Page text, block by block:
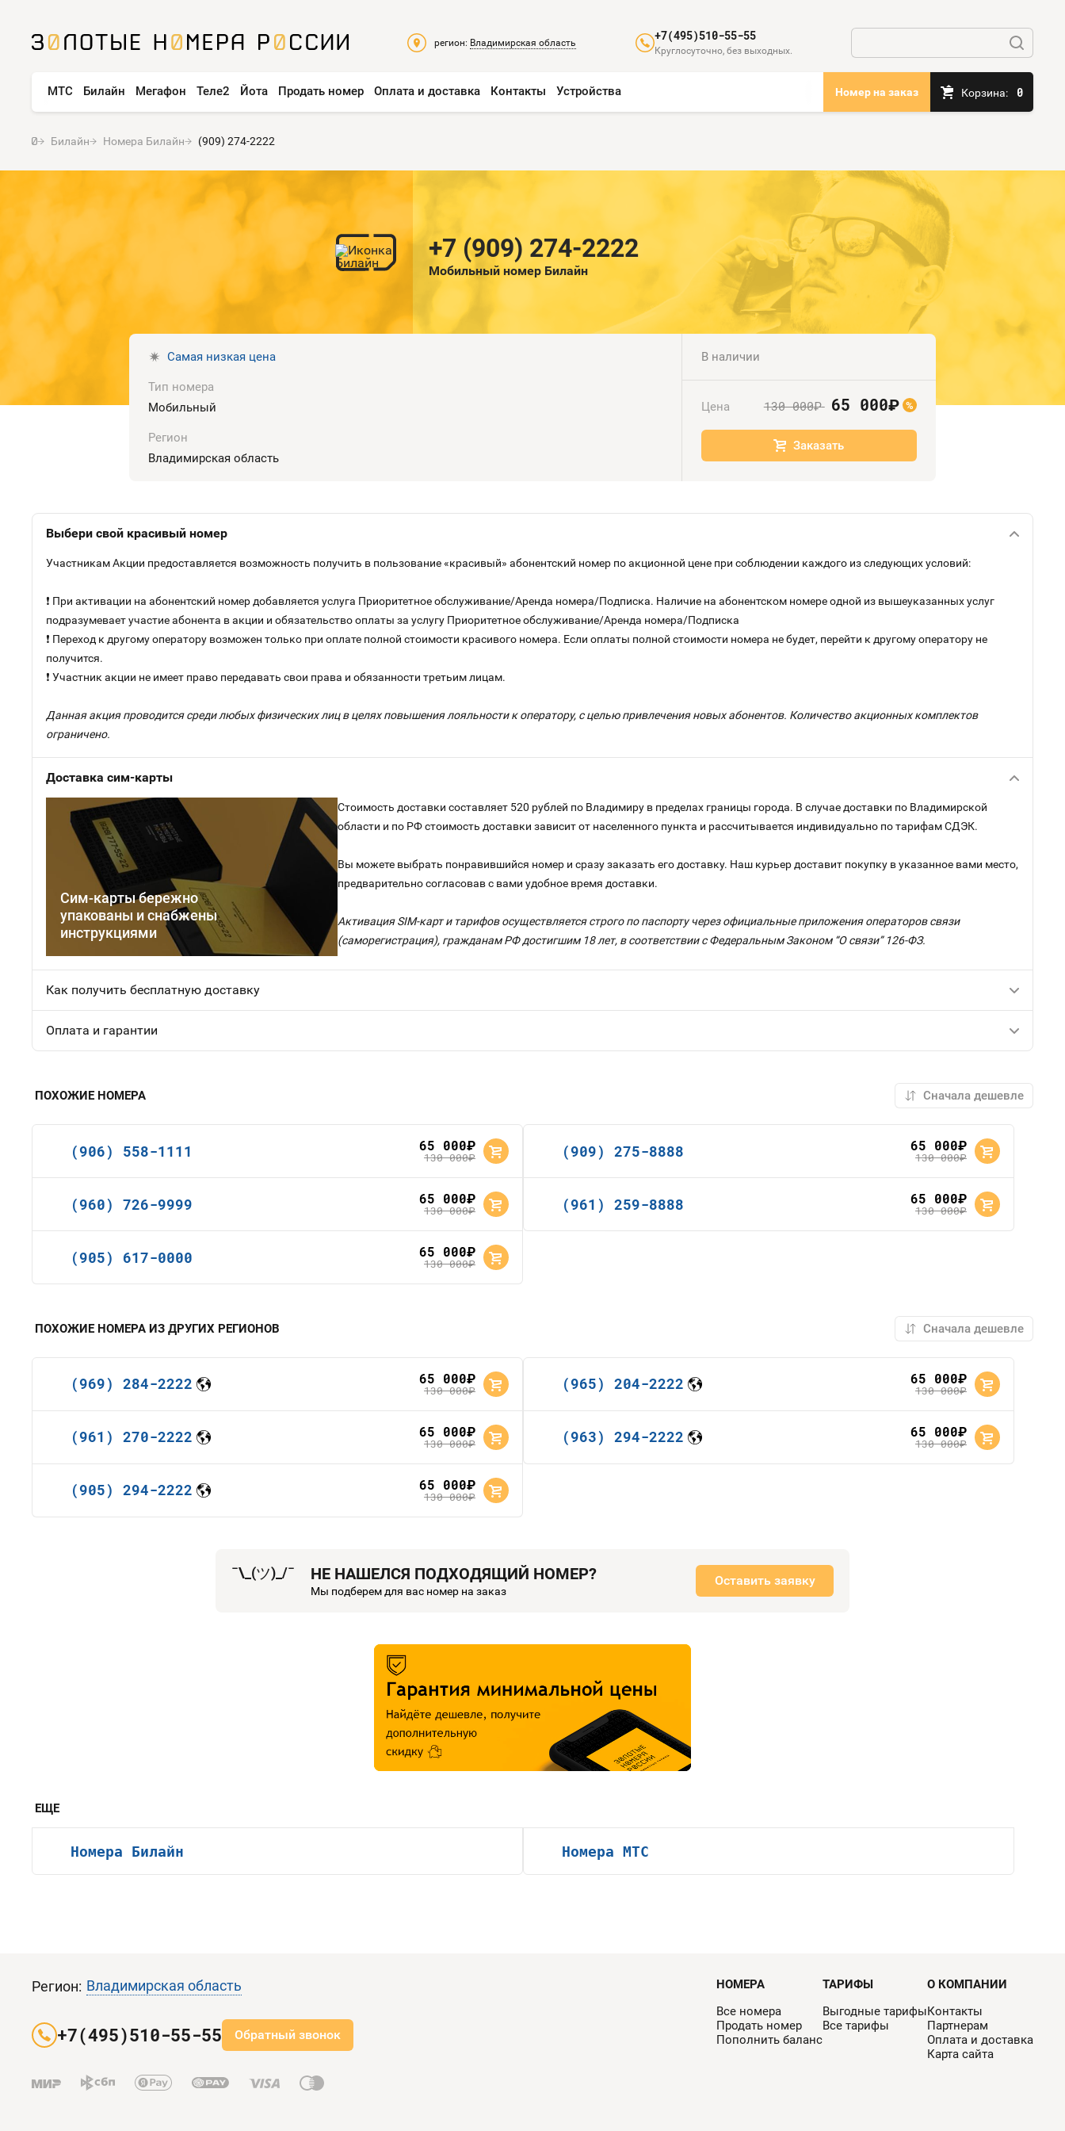
регион: Владимирская область +7(495)510-55-55
Круглосуточно, без выходных.
МТС Билайн Мегафон Теле2 Йота Продать номер Оплата и доставка Контакты Устройства Номер на заказ Корзина: 0
Билайн Номера Билайн (909) 274-2222
+7 (909) 274-2222
Мобильный номер Билайн
Самая низкая цена
Тип номера
Мобильный
Регион
Владимирская область
В наличии
Цена 130 000руб. 65 000руб. %
Заказать
Выбери свой красивый номер
Участникам Акции предоставляется возможность получить в пользование «красивый» абонентский номер по акционной цене при соблюдении каждого из следующих условий:
❗ При активации на абонентский номер добавляется услуга Приоритетное обслуживание/Аренда номера/Подписка. Наличие на абонентском номере одной из вышеуказанных услуг
подразумевает участие абонента в акции и обязательство оплаты за услугу Приоритетное обслуживание/Аренда номера/Подписка
❗ Переход к другому оператору возможен только при оплате полной стоимости красивого номера. Если оплаты полной стоимости номера не будет, перейти к другому оператору не
получится.
❗ Участник акции не имеет право передавать свои права и обязанности третьим лицам.
Данная акция проводится среди любых физических лиц в целях повышения лояльности к оператору, с целью привлечения новых абонентов. Количество акционных комплектов
ограничено.
Доставка сим-карты
Сим-карты бережно
упакованы и снабжены
инструкциями
Стоимость доставки составляет 520 рублей по Владимиру в пределах границы города. В случае доставки по Владимирской
области и по РФ стоимость доставки зависит от населенного пункта и рассчитывается индивидуально по тарифам СДЭК.
Вы можете выбрать понравившийся номер и сразу заказать его доставку. Наш курьер доставит покупку в указанное вами место,
предварительно согласовав с вами удобное время доставки.
Активация SIM-карт и тарифов осуществляется строго по паспорту через официальные приложения операторов связи
(саморегистрация), гражданам РФ достигшим 18 лет, в соответствии с Федеральным Законом “О связи” 126-ФЗ.
Как получить бесплатную доставку
Оплата и гарантии
ПОХОЖИЕ НОМЕРА
(906) 558-1111 65 000руб.
130 000руб. (909) 275-8888 65 000руб.
130 000руб.
(960) 726-9999 65 000руб.
130 000руб. (961) 259-8888 65 000руб.
130 000руб.
(905) 617-0000 65 000руб.
130 000руб.
ПОХОЖИЕ НОМЕРА ИЗ ДРУГИХ РЕГИОНОВ
(969) 284-2222 65 000руб.
130 000руб. (965) 204-2222 65 000руб.
130 000руб.
(961) 270-2222 65 000руб.
130 000руб. (963) 294-2222 65 000руб.
130 000руб.
(905) 294-2222 65 000руб.
130 000руб.
¯\_(ツ)_/¯ НЕ НАШЕЛСЯ ПОДХОДЯЩИЙ НОМЕР?
Мы подберем для вас номер на заказ
Оставить заявку
ЕЩЕ
Номера Билайн Номера МТС
НОМЕРА
Все номера
Продать номер
Пополнить баланс
ТАРИФЫ
Выгодные тарифы
Все тарифы
О КОМПАНИИ
Контакты
Партнерам
Оплата и доставка
Карта сайта
Регион: Владимирская область
+7(495)510-55-55 Обратный звонок